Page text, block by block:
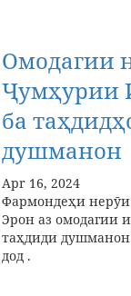
Омодагии
Ҷумҳурии
ба
душманон
Apr 16, 2024
Фармондеҳи
Эрон аз омодагии
таҳдиди
дод .